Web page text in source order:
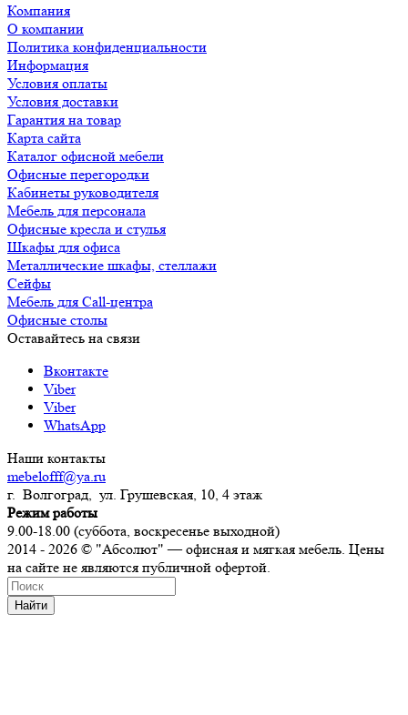
Компания
О компании
Политика конфиденциальности
Информация
Условия оплаты
Условия доставки
Гарантия на товар
Карта сайта
Каталог офисной мебели
Офисные перегородки
Кабинеты руководителя
Мебель для персонала
Офисные кресла и стулья
Шкафы для офиса
Металлические шкафы, стеллажи
Сейфы
Мебель для Call-центра
Офисные столы
Оставайтесь на связи
Вконтакте
Viber
Viber
WhatsApp
Наши контакты
mebelofff@ya.ru
г. Волгоград, ул. Грушевская, 10, 4 этаж
Режим работы
9.00-18.00 (суббота, воскресенье выходной)
2014 - 2026 © "Абсолют" — офисная и мягкая мебель. Цены
на сайте не являются публичной офертой.
Найти